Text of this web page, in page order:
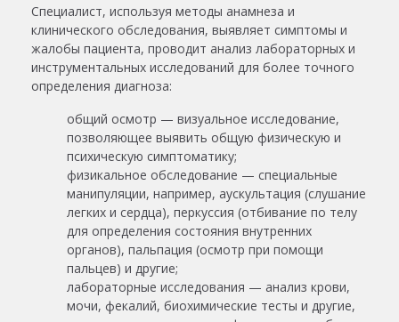
Специалист, используя методы анамнеза и
клинического обследования, выявляет симптомы и
жалобы пациента, проводит анализ лабораторных и
инструментальных исследований для более точного
определения диагноза:
общий осмотр — визуальное исследование,
позволяющее выявить общую физическую и
психическую симптоматику;
физикальное обследование — специальные
манипуляции, например, аускультация (слушание
легких и сердца), перкуссия (отбивание по телу
для определения состояния внутренних
органов), пальпация (осмотр при помощи
пальцев) и другие;
лабораторные исследования — анализ крови,
мочи, фекалий, биохимические тесты и другие,